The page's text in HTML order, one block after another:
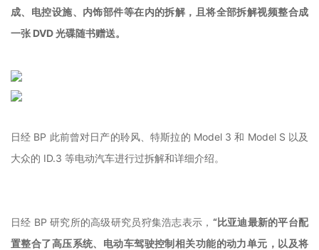
成、电控设施、内饰部件等在内的拆解，且将全部拆解视频整合成
一张 DVD 光碟随书赠送。
日经 BP 此前曾对日产的聆风、特斯拉的 Model 3 和 Model S 以及
大众的 ID.3 等电动汽车进行过拆解和详细介绍。
日经 BP 研究所的高级研究员狩集浩志表示， “比亚迪最新的平台配
置整合了高压系统、电动车驾驶控制相关功能的动力单元，以及将